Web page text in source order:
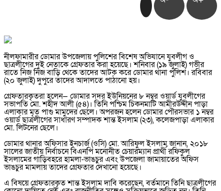
নীলফামারীর ডোমার উপজেলায় পুলিশের বিশেষ অভিযানে যুবলীগ ও
ছাত্রলীগের দুই নেতাকে গ্রেফতার করা হয়েছে। শনিবার (১৯ জুলাই) গভীর
রাতে নিজ নিজ বাড়ি থেকে তাদের আটক করে ডোমার থানা পুলিশ। রবিবার
(২০ জুলাই) দুপুরে তাদের আদালতে পাঠানো হয়।
গ্রেফতারকৃতরা হলেন— ডোমার সদর ইউনিয়নের ৮ নম্বর ওয়ার্ড যুবলীগের
সভাপতি মো. শহীদ আলী (৫৪)। তিনি পশ্চিম চিকনমাটি আমীরউদ্দীন পাড়া
এলাকার মৃত পাগু মামুদের ছেলে। অপরজন হলেন ডোমার পৌরসভার ১ নম্বর
ওয়ার্ড ছাত্রলীগের সাধারণ সম্পাদক শান্ত ইসলাম (২৩), কলেজপাড়া এলাকার
মো. লিটনের ছেলে।
ডোমার থানার অফিসার ইনচার্জ (ওসি) মো. আরিফুল ইসলাম জানান, ২০১৮
সালের জাতীয় নির্বাচনে বিএনপি মনোনীত চেয়ারম্যান প্রার্থী রফিকুল
ইসলামের গাড়িবহরে হামলা-ভাঙচুর এবং উপজেলা জামায়াতের অফিস
ভাঙচুর মামলায় তাদের গ্রেফতার দেখানো হয়েছে।
এ বিষয়ে গ্রেফতারকৃত শান্ত ইসলাম দাবি করেছেন, বর্তমানে তিনি ছাত্রলীগের